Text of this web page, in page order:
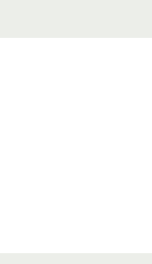
verwenden